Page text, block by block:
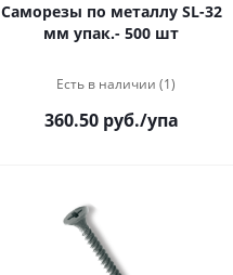
Саморезы по металлу SL-32
мм упак.- 500 шт
Есть в наличии (1)
360.50 руб./упа